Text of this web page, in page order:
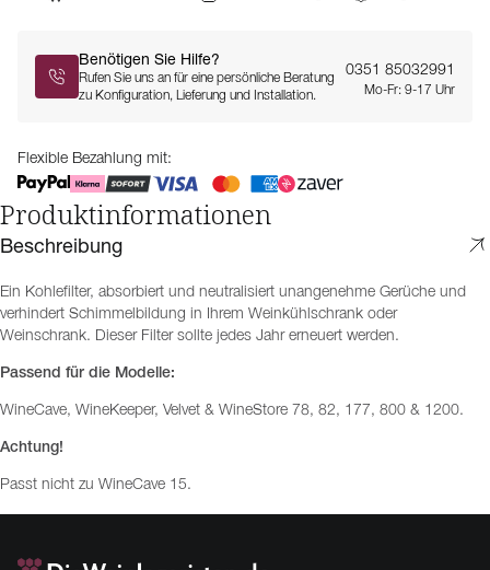
Benötigen Sie Hilfe?
Rufen Sie uns an für eine persönliche Beratung
zu Konfiguration, Lieferung und Installation.
0351 85032991
Mo-Fr: 9-17 Uhr
Flexible Bezahlung mit:
Produktinformationen
Beschreibung
Ein Kohlefilter, absorbiert und neutralisiert unangenehme Gerüche und
verhindert Schimmelbildung in Ihrem Weinkühlschrank oder
Weinschrank. Dieser Filter sollte jedes Jahr erneuert werden.
Passend für die Modelle:
WineCave, WineKeeper, Velvet & WineStore 78, 82, 177, 800 & 1200.
Achtung!
Passt nicht zu WineCave 15.